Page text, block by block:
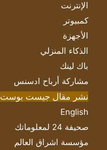
الإنترنت
كمبيوتر
الأجهزة
الذكاء المنزلي
باك لينك
مشاركة أرباح ادسنس
نشر مقال جيست بوست
English
صحيفة 24 لمعلوماتك
مؤسسة اشراق العالم